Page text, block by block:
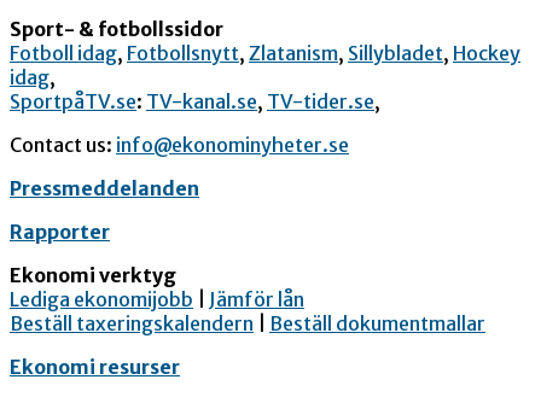
Sport- & fotbollssidor
Fotboll idag, Fotbollsnytt, Zlatanism, Sillybladet, Hockey
idag,
SportpåTV.se: TV-kanal.se, TV-tider.se,
Contact us: info@ekonominyheter.se
Pressmeddelanden
Rapporter
Ekonomi verktyg
Lediga ekonomijobb
Jämför lån
Beställ taxeringskalendern
Beställ dokumentmallar
Ekonomi resurser